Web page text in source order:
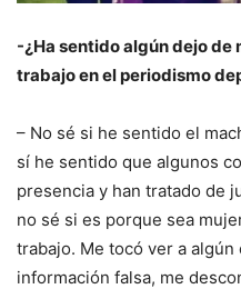
-¿Ha sentido algún dejo de
trabajo en el periodismo
– No sé si he sentido el
sí he sentido que algunos
presencia y han tratado de
no sé si es porque sea
trabajo. Me tocó ver a
información falsa, me